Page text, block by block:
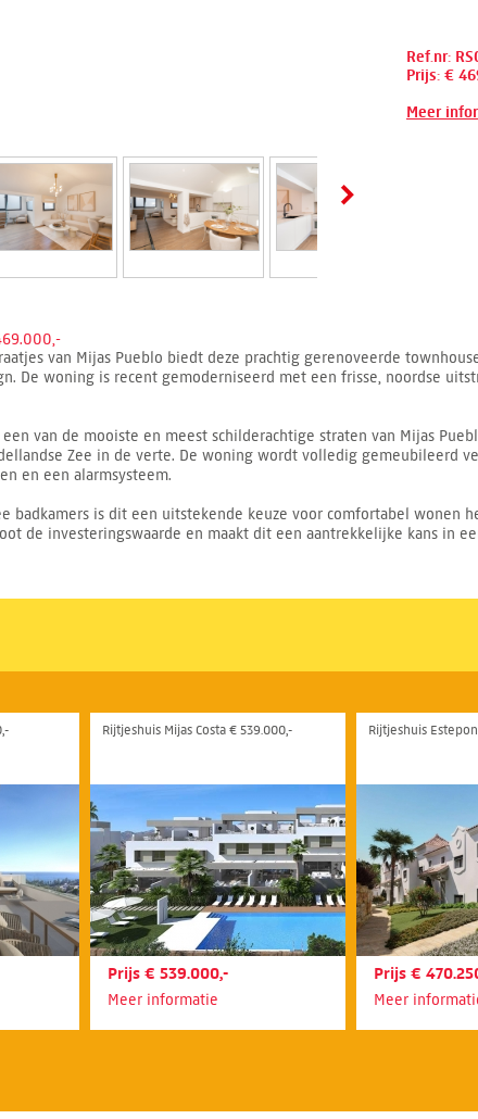
Ref.nr:
Prijs: €
Meer
van Mijas Pueblo biedt deze prachtig gerenoveerde
De woning is recent gemoderniseerd met een frisse, noordse
van de mooiste en meest schilderachtige straten van Mijas
Zee in de verte. De woning wordt volledig gemeubileerd
en een alarmsysteem.
badkamers is dit een uitstekende keuze voor comfortabel wonen
de investeringswaarde en maakt dit een aantrekkelijke kans in
Rijtjeshuis Mijas Costa € 539.000,-
Prijs € 539.000,-
Meer informatie
Rijtjeshuis
Prijs €
Meer